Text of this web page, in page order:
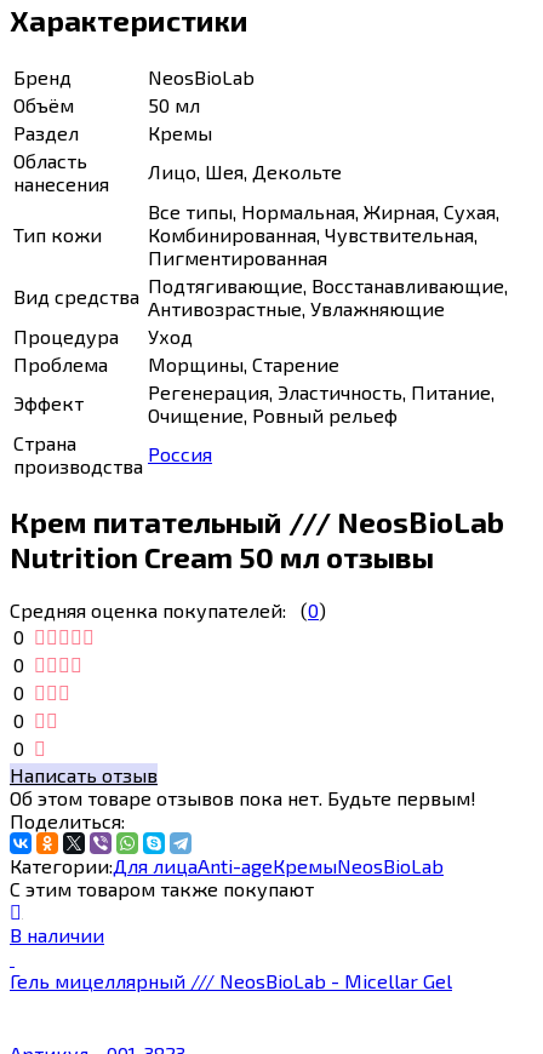
Характеристики
Бренд
NeosBioLab
Объём
50 мл
Раздел
Кремы
Область
нанесения
Лицо, Шея, Декольте
Тип кожи
Все типы, Нормальная, Жирная, Сухая,
Комбинированная, Чувствительная,
Пигментированная
Вид средства Подтягивающие, Восстанавливающие,
Антивозрастные, Увлажняющие
Процедура
Уход
Проблема
Морщины, Старение
Эффект
Регенерация, Эластичность, Питание,
Очищение, Ровный рельеф
Страна
производства
Россия
Крем питательный /// NeosBioLab
Nutrition Cream 50 мл отзывы
Средняя оценка покупателей: (0)
0
0
0
0
0
Написать отзыв
Об этом товаре отзывов пока нет. Будьте первым!
Поделиться:
Категории:Для лицаAnti-ageКремыNeosBioLab
С этим товаром также покупают
В наличии
Гель мицеллярный /// NeosBioLab - Micellar Gel